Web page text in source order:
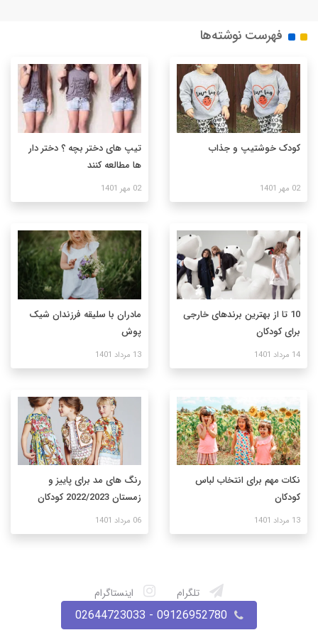
فهرست نوشته‌ها
کودک خوشتیپ و جذاب
02 مهر 1401
تیپ های دختر بچه ؟ دختر دار
ها مطالعه کنند
02 مهر 1401
10 تا از بهترین برندهای خارجی
برای کودکان
14 مرداد 1401
مادران با سلیقه فرزندان شیک
پوش
13 مرداد 1401
نکات مهم برای انتخاب لباس
کودکان
13 مرداد 1401
رنگ های مد برای پاییز و
زمستان 2022/2023 کودکان
06 مرداد 1401
تلگرام اینستاگرام
09126952780 - 02644723033